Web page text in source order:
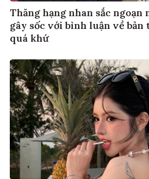
Thăng hạng nhan sắc ngoạn
gây sốc với bình luận về
quá khứ